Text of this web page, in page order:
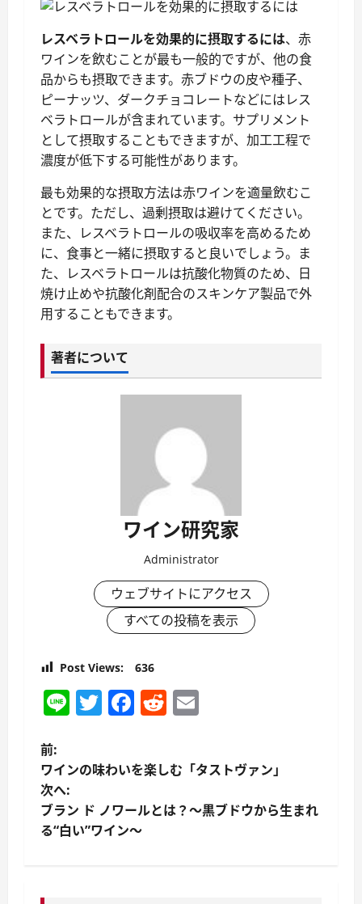
レスベラトロールを効果的に摂取するには、赤
ワインを飲むことが最も一般的ですが、他の食
品からも摂取できます。赤ブドウの皮や種子、
ピーナッツ、ダークチョコレートなどにはレス
ベラトロールが含まれています。サプリメント
として摂取することもできますが、加工工程で
濃度が低下する可能性があります。
最も効果的な摂取方法は赤ワインを適量飲むこ
とです。ただし、過剰摂取は避けてください。
また、レスベラトロールの吸収率を高めるため
に、食事と一緒に摂取すると良いでしょう。ま
た、レスベラトロールは抗酸化物質のため、日
焼け止めや抗酸化剤配合のスキンケア製品で外
用することもできます。
著者について
ワイン研究家
Administrator
ウェブサイトにアクセス
すべての投稿を表示
Post Views: 636
LineTwitter
Facebook
Reddit
投
稿
ナ
ゲ
前:
ワインの味わいを楽しむ「タストヴァン」
次へ:
ブラン ド ノワールとは？〜黒ブドウから生まれ
る“白い”ワイン〜